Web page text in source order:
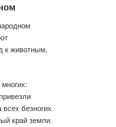
к животным,
безногих
край земли.